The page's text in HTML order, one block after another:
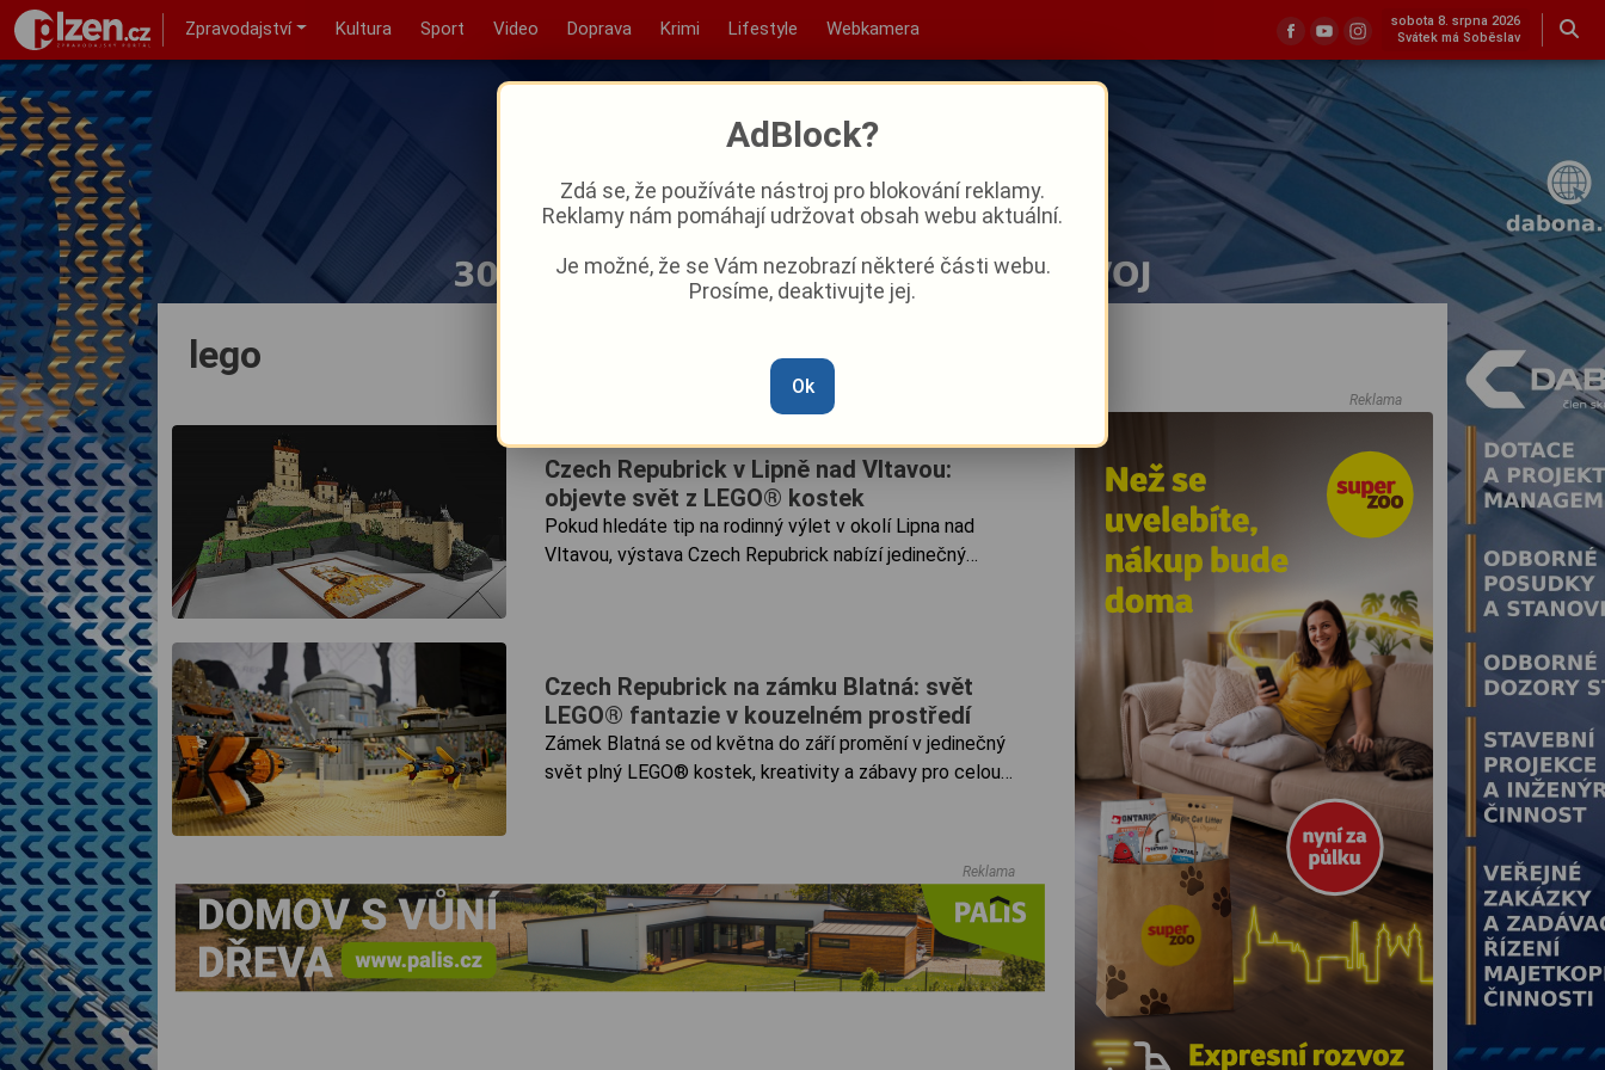
Zpravodajství Kultura Sport Video Doprava Krimi Lifestyle Webkamera
sobota 8. srpna 2026
Svátek má Soběslav
lego
Czech Repubrick v Lipně nad Vltavou:
objevte svět z LEGO® kostek
Pokud hledáte tip na rodinný výlet v okolí Lipna nad
Vltavou, výstava Czech Repubrick nabízí jedinečný
modelů.
Czech Repubrick na zámku Blatná: svět
LEGO® fantazie v kouzelném prostředí
Zámek Blatná se od května do září promění v jedinečný
svět plný LEGO® kostek, kreativity a zábavy pro celou
Reklama
Reklama
AdBlock?
Zdá se, že používáte nástroj pro blokování reklamy.
Reklamy nám pomáhají udržovat obsah webu aktuální.
Je možné, že se Vám nezobrazí některé části webu.
Prosíme, deaktivujte jej.
Ok